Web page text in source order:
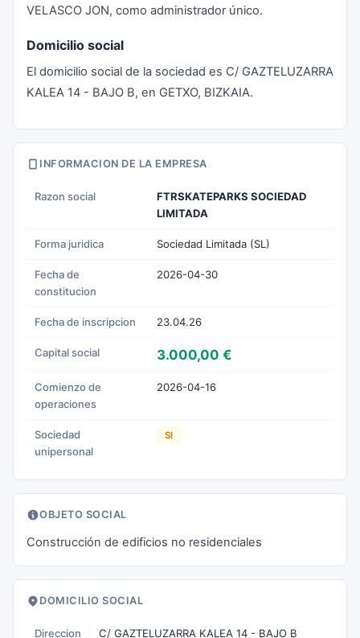
VELASCO JON, como administrador único.
Domicilio social
El domicilio social de la sociedad es C/ GAZTELUZARRA
KALEA 14 - BAJO B, en GETXO, BIZKAIA.
INFORMACION DE LA EMPRESA
Razon social
FTRSKATEPARKS SOCIEDAD
LIMITADA
Forma juridica Sociedad Limitada (SL)
Fecha de
constitucion
2026-04-30
Fecha de inscripcion 23.04.26
Capital social 3.000,00 €
Comienzo de
operaciones
2026-04-16
Sociedad
unipersonal
SI
OBJETO SOCIAL
Construcción de edificios no residenciales
DOMICILIO SOCIAL
Direccion C/ GAZTELUZARRA KALEA 14 - BAJO B